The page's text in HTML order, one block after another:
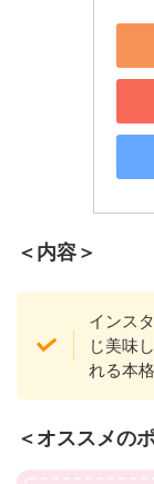
＜内容＞
インス
じ美味
れる本
＜オススメの